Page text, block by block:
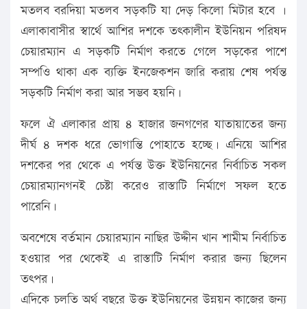
মতলব বরদিয়া মতলব সড়কটি যা দেড় কিলো মিটার হবে ।
এলাকাবাসীর স্বার্থে আশির দশকে তৎকালীন ইউনিয়ন পরিষদ
চেয়ারম্যান এ সড়কটি নির্মাণ করতে গেলে সড়কের পাশে
সম্পওি থাকা এক ব্যক্তি ইনজেকশন জারি করায় শেষ পর্যন্ত
সড়কটি নির্মাণ করা আর সম্ভব হয়নি।
ফলে ঐ এলাকার প্রায় ৪ হাজার জনগণের যাতায়াতের জন্য
দীর্ঘ ৪ দশক ধরে ভোগান্তি পোহাতে হচ্ছে। এনিয়ে আশির
দশকের পর থেকে এ পর্যন্ত উক্ত ইউনিয়নের নির্বাচিত সকল
চেয়ারম্যানগনই চেষ্টা করেও রাস্তাটি নির্মাণে সফল হতে
পারেনি।
অবশেষে বর্তমান চেয়ারম্যান নাছির উদ্দীন খান শামীম নির্বাচিত
হওয়ার পর থেকেই এ রাস্তাটি নির্মাণ করার জন্য ছিলেন
তৎপর।
এদিকে চলতি অর্থ বছরে উক্ত ইউনিয়নের উন্নয়ন কাজের জন্য